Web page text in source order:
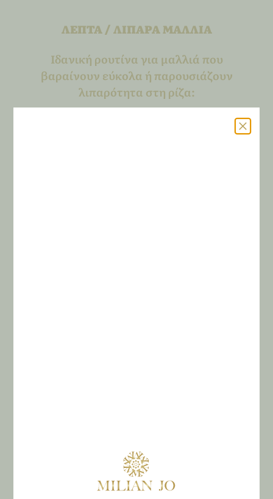
ΛΕΠΤΑ / ΛΙΠΑΡΑ ΜΑΛΛΙΑ
Ιδανική ρουτίνα για μαλλιά που
βαραίνουν εύκολα ή παρουσιάζουν
λιπαρότητα στη ρίζα:
Σχεδιασμένη για λεπτά ή λιπαρά μαλλιά, αυτή η
μείνει κατάλοιπο που θα βαρύνει τα μαλλιά.
Step 4 – Leave-In